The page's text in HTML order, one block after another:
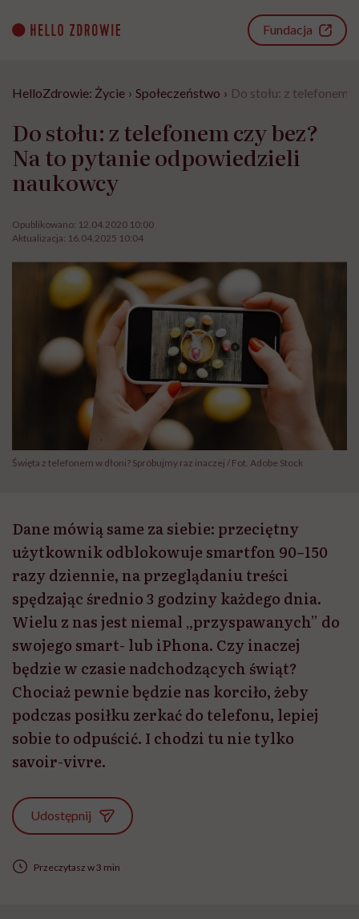
content
Fundacja
HelloZdrowie: Życie › Społeczeństwo › Do stołu: z telefonem
Do stołu: z telefonem czy bez?
Na to pytanie odpowiedzieli
naukowcy
Opublikowano: 12.04.2020 10:00
Aktualizacja: 16.04.2025 10:04
Święta z telefonem w dłoni? Spróbujmy raz inaczej / Fot. Adobe Stock
Dane mówią same za siebie: przeciętny
użytkownik odblokowuje smartfon 90–150
razy dziennie, na przeglądaniu treści
spędzając średnio 3 godziny każdego dnia.
Wielu z nas jest niemal „przyspawanych” do
swojego smart- lub iPhona. Czy inaczej
będzie w czasie nadchodzących świąt?
Chociaż pewnie będzie nas korciło, żeby
podczas posiłku zerkać do telefonu, lepiej
sobie to odpuścić. I chodzi tu nie tylko
savoir-vivre.
Udostępnij
Przeczytasz w 3 min